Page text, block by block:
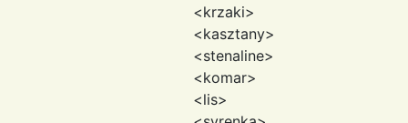
<krzaki>
<kasztany>
<stenaline>
<komar>
<lis>